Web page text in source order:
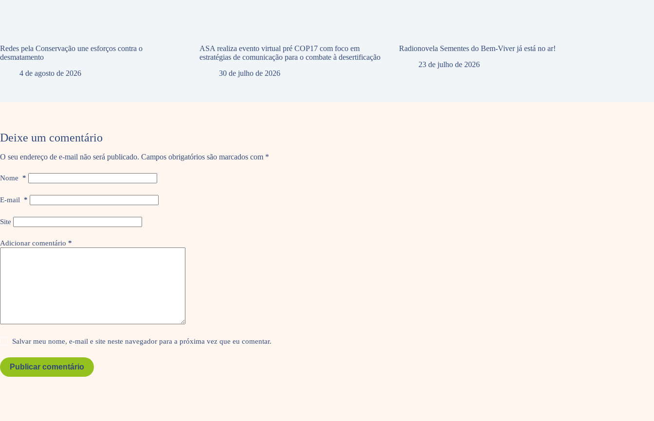
Redes pela Conservação une esforços contra o
desmatamento
4 de agosto de 2026
ASA realiza evento virtual pré COP17 com foco em
estratégias de comunicação para o combate à desertificação
30 de julho de 2026
Radionovela Sementes do Bem-Viver já está no ar!
23 de julho de 2026
Deixe um comentário
O seu endereço de e-mail não será publicado. Campos obrigatórios são marcados com *
Nome *
E-mail *
Site
Adicionar comentário *
Salvar meu nome, e-mail e site neste navegador para a próxima vez que eu comentar.
Publicar comentário